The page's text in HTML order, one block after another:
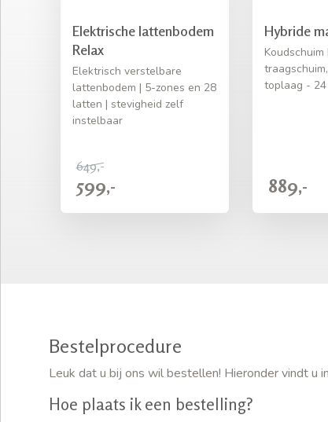
Elektrische lattenbodem
Relax
Elektrisch verstelbare
lattenbodem | 5-zones en 28
latten | stevigheid zelf
instelbaar
649,-
599,-
Hybride
toplaag - 24
889,-
Bestelprocedure
Leuk dat u bij ons wil bestellen! Hieronder vindt u
Hoe plaats ik een bestelling?